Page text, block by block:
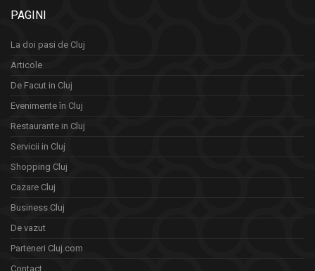
PAGINI
La doi pasi de Cluj
Articole
De Facut in Cluj
Evenimente în Cluj
Restaurante in Cluj
Servicii in Cluj
Shopping Cluj
Cazare Cluj
Business Cluj
De vazut
Parteneri Cluj.com
Contact